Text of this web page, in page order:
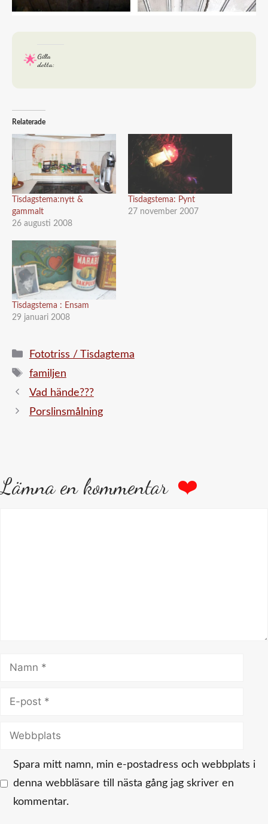
Gilla
detta:
Relaterade
Tisdagstema:nytt &
gammalt
26 augusti 2008
Tisdagstema: Pynt
27 november 2007
Tisdagstema : Ensam
29 januari 2008
Kategorier
Fototriss / Tisdagtema
Etiketter
familjen
Vad hände???
Porslinsmålning
Lämna en kommentar
Namn
Webbplats
Spara mitt namn, min e-postadress och webbplats i
denna webbläsare till nästa gång jag skriver en
kommentar.